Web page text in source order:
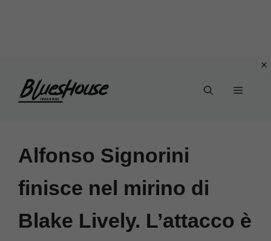
Menu
Alfonso Signorini
finisce nel mirino di
Blake Lively. L’attacco è